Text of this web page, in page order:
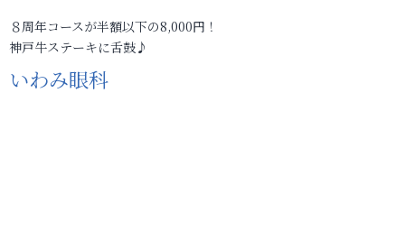
８周年コースが半額以下の8,000円！
神戸牛ステーキに舌鼓♪
いわみ眼科